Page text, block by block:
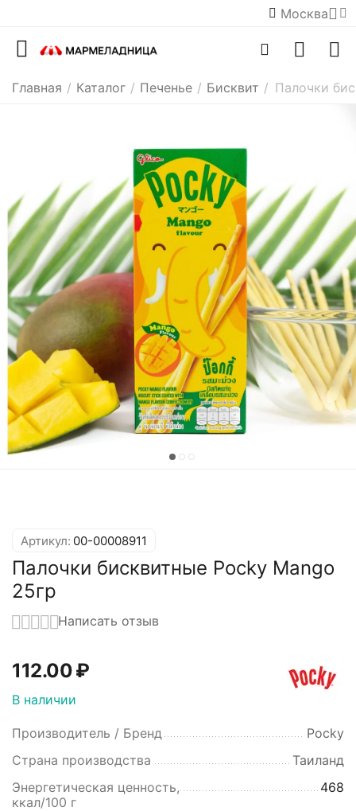
Москва
Главная / Каталог / Печенье / Бисквит / Палочки
Артикул: 00-00008911
Палочки бисквитные Pocky Mango
25гр
Написать отзыв
112.00₽
В наличии
Производитель / Бренд
Pocky
Страна производства
Таиланд
Энергетическая ценность,
ккал/100 г
468